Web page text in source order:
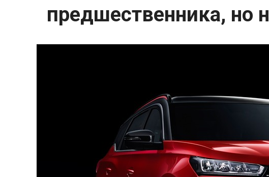
предшественника, но